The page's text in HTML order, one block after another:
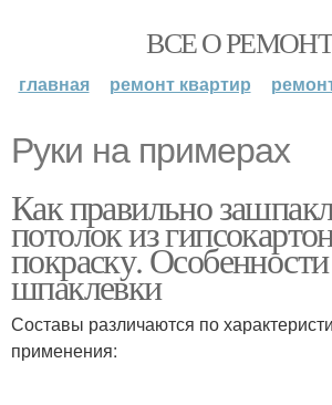
ВСЕ О
главная ремонт квартир
Руки на примерах
Как правильно
потолок из
покраску.
шпаклевки
Составы различаются по
применения: